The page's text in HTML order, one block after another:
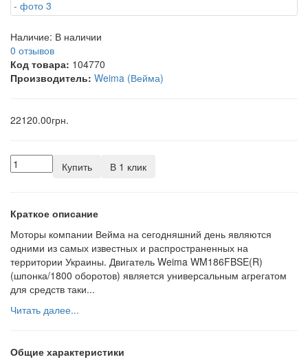
Наличие: В наличии
0 отзывов
Код товара: 104770
Производитель: Weima (Вейма)
22120.00грн.
Купить В 1 клик
Краткое описание
Моторы компании Вейма на сегодняшний день являются
одними из самых известных и распространенных на
территории Украины. Двигатель Weima WM186FBSE(R)
(шпонка/1800 оборотов) является универсальным агрегатом
для средств таки...
Читать далее...
Общие характеристики